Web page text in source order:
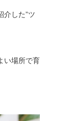
介した”ツ
い場所で育